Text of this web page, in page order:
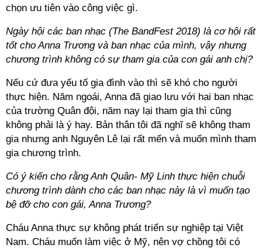
chọn ưu tiên vào công việc gì.
Ngày hội các ban nhạc (The BandFest 2018) là cơ hội rất
tốt cho Anna Trương và ban nhạc của mình, vậy nhưng
chương trình không có sự tham gia của con gái anh chị?
Nếu cứ đưa yếu tố gia đình vào thì sẽ khó cho người
thực hiện. Năm ngoái, Anna đã giao lưu với hai ban nhạc
của trường Quân đội, năm nay lại tham gia thì cũng
không phải là ý hay. Bản thân tôi đã nghĩ sẽ không tham
gia nhưng anh Nguyên Lê lại rất mến và muốn mình tham
gia chương trình.
Có ý kiến cho rằng Anh Quân- Mỹ Linh thực hiện chuỗi
chương trình dành cho các ban nhạc này là vì muốn tạo
bệ đỡ cho con gái, Anna Trương?
Cháu Anna thực sự không phát triển sự nghiệp tại Việt
Nam. Cháu muốn làm việc ở Mỹ, nên vợ chồng tôi có